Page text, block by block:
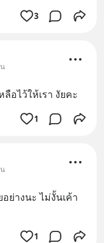
3
อไว้ให้เรา งัยคะ
1
ย่างนะ ไม่งั้นเค้า
1